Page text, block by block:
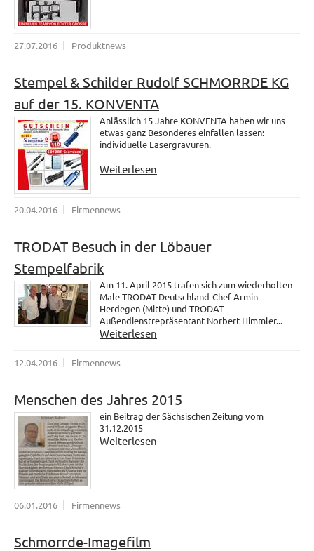
27.07.2016 Produktnews
Stempel & Schilder Rudolf SCHMORRDE KG
auf der 15. KONVENTA
Anlässlich 15 Jahre KONVENTA haben wir uns
etwas ganz Besonderes einfallen lassen:
individuelle Lasergravuren.
Weiterlesen
20.04.2016 Firmennews
TRODAT Besuch in der Löbauer
Stempelfabrik
Am 11. April 2015 trafen sich zum wiederholten
Male TRODAT-Deutschland-Chef Armin
Herdegen (Mitte) und TRODAT-
Außendienstrepräsentant Norbert Himmler...
Weiterlesen
12.04.2016 Firmennews
Menschen des Jahres 2015
ein Beitrag der Sächsischen Zeitung vom
31.12.2015
Weiterlesen
06.01.2016 Firmennews
Schmorrde-Imagefilm